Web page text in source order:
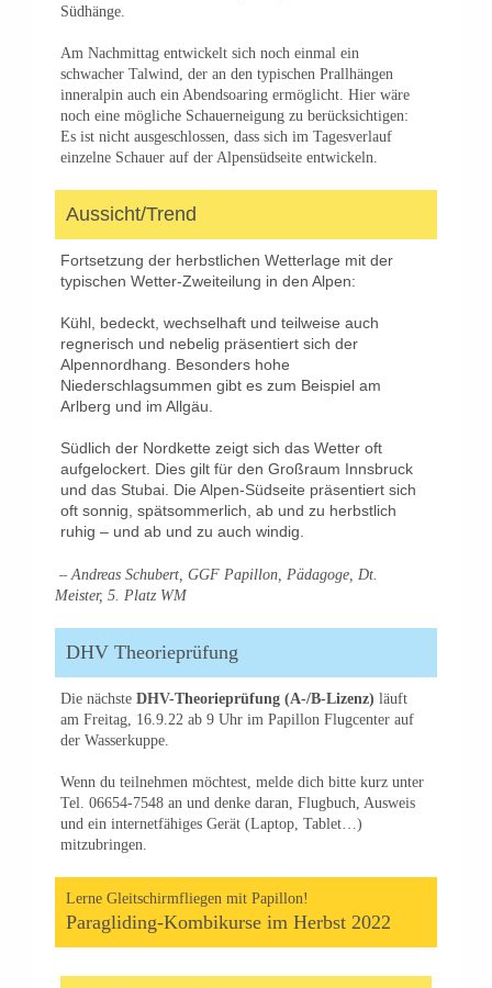
Südhänge.
Am Nachmittag entwickelt sich noch einmal ein
schwacher Talwind, der an den typischen Prallhängen
inneralpin auch ein Abendsoaring ermöglicht. Hier wäre
noch eine mögliche Schauerneigung zu berücksichtigen:
Es ist nicht ausgeschlossen, dass sich im Tagesverlauf
einzelne Schauer auf der Alpensüdseite entwickeln.
Aussicht/Trend
Fortsetzung der herbstlichen Wetterlage mit der
typischen Wetter-Zweiteilung in den Alpen:
Kühl, bedeckt, wechselhaft und teilweise auch
regnerisch und nebelig präsentiert sich der
Alpennordhang. Besonders hohe
Niederschlagsummen gibt es zum Beispiel am
Arlberg und im Allgäu.
Südlich der Nordkette zeigt sich das Wetter oft
aufgelockert. Dies gilt für den Großraum Innsbruck
und das Stubai. Die Alpen-Südseite präsentiert sich
oft sonnig, spätsommerlich, ab und zu herbstlich
ruhig – und ab und zu auch windig.
– Andreas Schubert, GGF Papillon, Pädagoge, Dt.
Meister, 5. Platz WM
DHV Theorieprüfung
Die nächste DHV-Theorieprüfung (A-/B-Lizenz) läuft
am Freitag, 16.9.22 ab 9 Uhr im Papillon Flugcenter auf
der Wasserkuppe.
Wenn du teilnehmen möchtest, melde dich bitte kurz unter
Tel. 06654-7548 an und denke daran, Flugbuch, Ausweis
und ein internetfähiges Gerät (Laptop, Tablet…)
mitzubringen.
Lerne Gleitschirmfliegen mit Papillon!
Paragliding-Kombikurse im Herbst 2022